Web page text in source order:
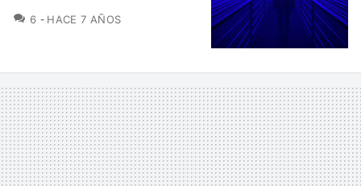
6 COMENTARIOS
HACE 7 AÑOS